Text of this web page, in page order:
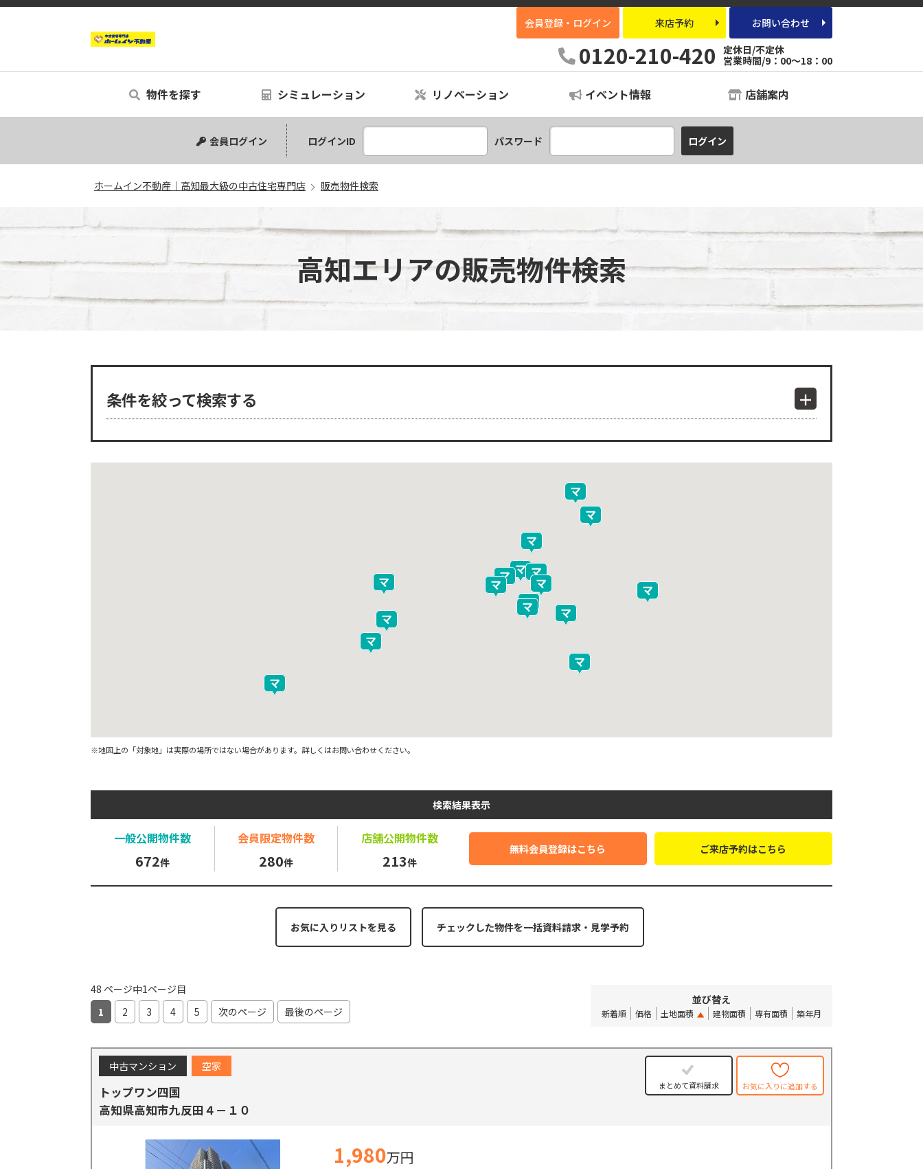
ホームイン不動産｜高知最大級の中古住宅専門店
会員登録・ログイン 来店予約 お問い合わせ
0120-210-420 定休日/不定休
営業時間/9：00～18：00
物件を探す
中古一戸建て
中古マンション
事業用
新築一戸建て
土地
シミュレーション
シミュレーション
リノベーションプラン
リノベーション イベント情報 店舗案内
会員ログイン ログインID パスワード
ホームイン不動産｜高知最大級の中古住宅専門店 販売物件検索
高知エリアの販売物件検索
条件を絞って検索する
※地図上の「対象地」は実際の場所ではない場合があります。詳しくはお問い合わせください。
検索結果表示
一般公開物件数
672件
会員限定物件数
280件
店舗公開物件数
213件
無料会員登録はこちら ご来店予約はこちら
お気に入りリストを見る
48 ページ中1ページ目
1
2 3 4 5 次のページ 最後のページ
並び替え
新着順 価格 土地面積 建物面積 専有面積 築年月
中古マンション 空家
トップワン四国
高知県高知市九反田４－１０
まとめて資料請求 お気に入りに追加する
1,980万円